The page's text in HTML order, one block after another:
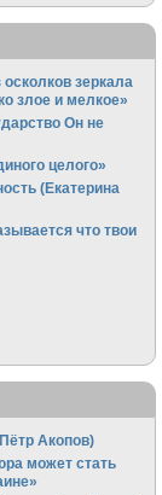
зеркала
злое и мелкое»
Он не
целого»
(Екатерина
что твои
Акопов)
может стать